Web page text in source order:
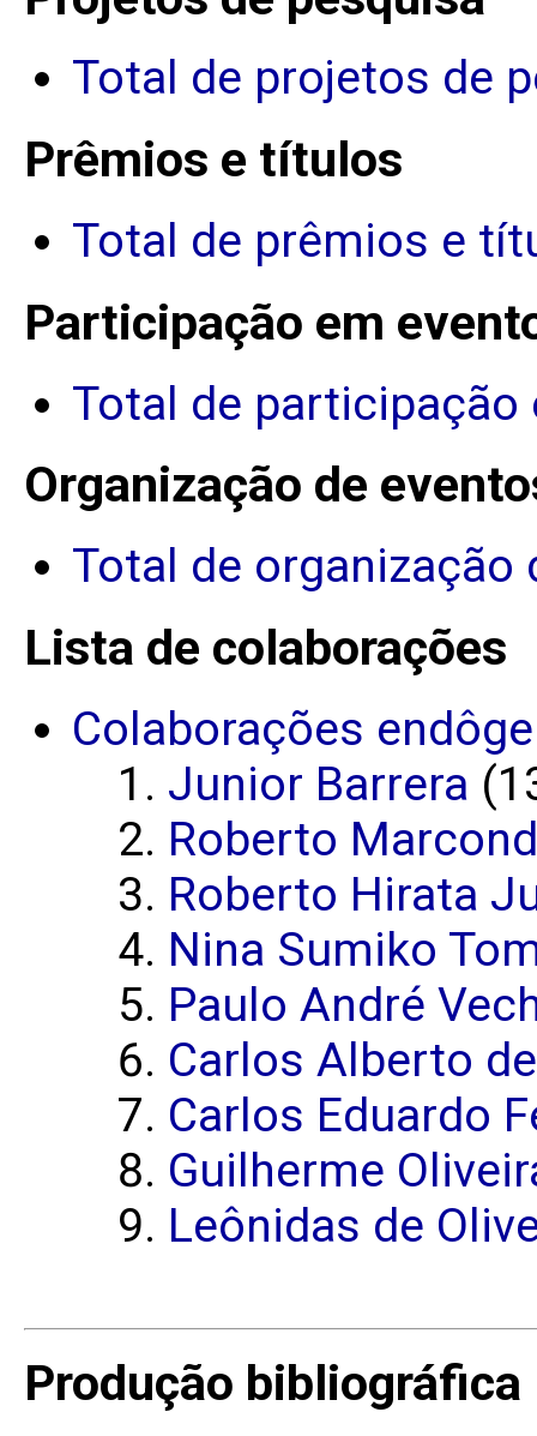
Total de projetos de
Prêmios e títulos
Total de prêmios e
Participação em
Total de participação
Organização de
Total de organização
Lista de colaborações
Colaborações
Junior Barrera
Roberto
Roberto Hirata
Nina Sumiko
Paulo André
Carlos Alberto
Carlos Eduardo
Guilherme
Leônidas de
Produção bibliográfica